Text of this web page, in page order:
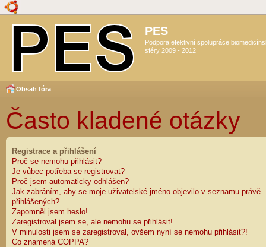
PES
Podpora efektivní spolupráce
sféry 2009 - 2012
Obsah fóra
Často kladené otázky
Registrace a přihlášení
Proč se nemohu přihlásit?
Je vůbec potřeba se registrovat?
Proč jsem automaticky odhlášen?
Jak zabráním, aby se moje uživatelské jméno objevilo v seznamu právě
přihlášených?
Zapomněl jsem heslo!
Zaregistroval jsem se, ale nemohu se přihlásit!
V minulosti jsem se zaregistroval, ovšem nyní se nemohu přihlásit?!
Co znamená COPPA?